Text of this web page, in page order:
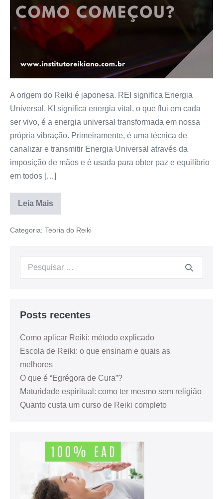
A origem do Reiki é japonesa. REI significa Energia
Universal. KI significa energia vital, o que flui em cada
ser vivo, é a energia universal transformada em nossa
própria vibração. Primeiramente, é uma técnica de
canalizar e transmitir Energia Universal através da
imposição de mãos e é usada para obter paz e equilíbrio
em todos […]
Leia Mais
Categoria: Teoria do Reiki
Posts recentes
Como aplicar Reiki: método explicado
Escola de Reiki: o que ensinam e quais as
melhores
O que é “Egrégora de Cura”?
Maturidade espiritual: como ter mesmo sem religião
Quanto custa um curso de Reiki completo